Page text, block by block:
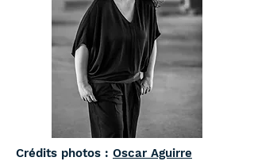
Crédits photos : Oscar Aguirre